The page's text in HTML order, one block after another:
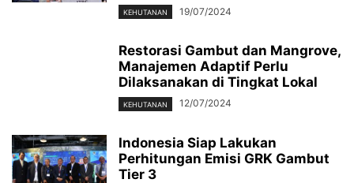
KEHUTANAN 19/07/2024
Restorasi Gambut dan Mangrove,
Manajemen Adaptif Perlu
Dilaksanakan di Tingkat Lokal
KEHUTANAN 12/07/2024
Indonesia Siap Lakukan
Perhitungan Emisi GRK Gambut
Tier 3